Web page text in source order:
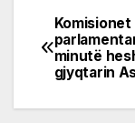
Post
Komisionet
minutë
gjyqtarin